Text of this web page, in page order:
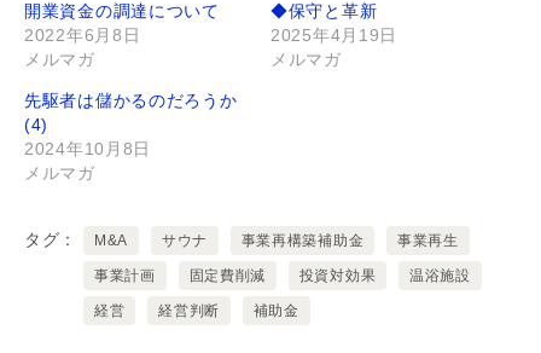
開業資金の調達について
2022年6月8日
メルマガ
◆保守と革新
2025年4月19日
メルマガ
先駆者は儲かるのだろうか
(4)
2024年10月8日
メルマガ
タグ M&A サウナ 事業再構築補助金 事業再生
事業計画 固定費削減 投資対効果 温浴施設
経営 経営判断 補助金